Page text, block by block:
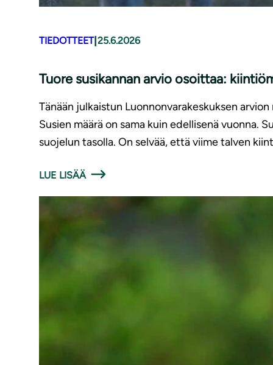
TIEDOTTEET| 25.6.2026
Tuore susikannan arvio osoittaa:
Tänään julkaistun Luonnonvarakeskuksen
Susien määrä on sama kuin edellisenä vuonna.
suojelun tasolla. On selvää, että viime talven
LUE LISÄÄ